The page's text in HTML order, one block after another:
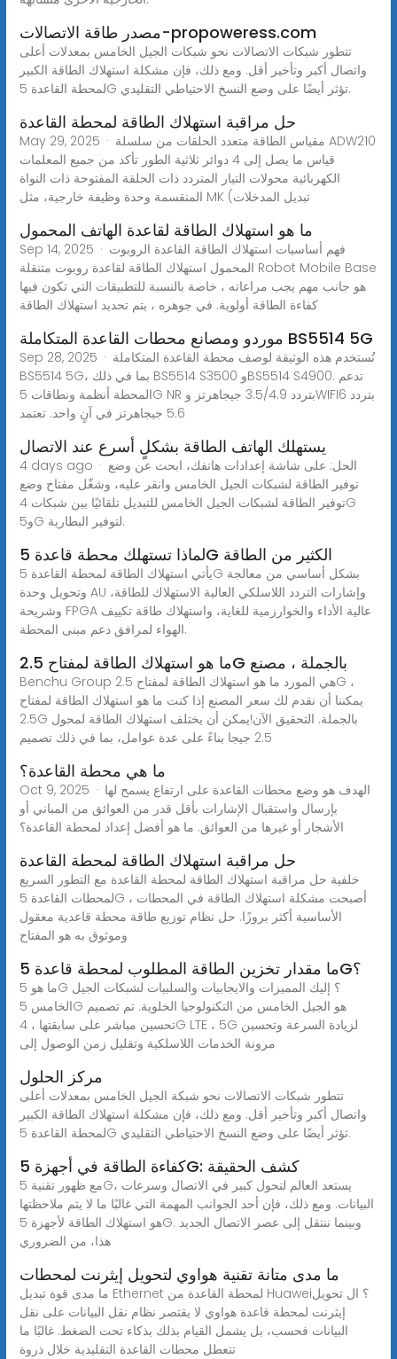
مصدر طاقة الاتصالات-propoweress.com
تتطور شبكات الاتصالات نحو شبكات الجيل الخامس بمعدلات أعلى
واتصال أكبر وتأخير أقل. ومع ذلك، فإن مشكلة استهلاك الطاقة الكبير
لمحطة القاعدة 5G تؤثر أيضًا على وضع النسخ الاحتياطي التقليدي.
حل مراقبة استهلاك الطاقة لمحطة القاعدة
May 29, 2025 · مقياس الطاقة متعدد الحلقات من سلسلة ADW210
قياس ما يصل إلى 4 دوائر ثلاثية الطور تأكد من جميع المعلمات
الكهربائية محولات التيار المتردد ذات الحلقة المفتوحة ذات النواة
المنقسمة وحدة وظيفة خارجية، مثل MK (تبديل المدخلات
ما هو استهلاك الطاقة لقاعدة الهاتف المحمول
Sep 14, 2025 · فهم أساسيات استهلاك الطاقة القاعدة الروبوت
المحمول استهلاك الطاقة لقاعدة روبوت متنقلة Robot Mobile Base
هو جانب مهم يجب مراعاته ، خاصة بالنسبة للتطبيقات التي تكون فيها
كفاءة الطاقة أولوية. في جوهره ، يتم تحديد استهلاك الطاقة
موردو ومصانع محطات القاعدة المتكاملة BS5514 5G
Sep 28, 2025 · تُستخدم هذه الوثيقة لوصف محطة القاعدة المتكاملة
BS5514 5G، بما في ذلك BS5514 S3500 وBS5514 S4900. تدعم
المحطة أنظمة ونطاقات 5G NR بتردد 3.5/4.9 جيجاهرتز وWIFI6 بتردد
5.6 جيجاهرتز في آنٍ واحد. تعتمد
يستهلك الهاتف الطاقة بشكلٍ أسرع عند الاتصال
4 days ago · الحل: على شاشة إعدادات هاتفك، ابحث عن وضع
توفير الطاقة لشبكات الجيل الخامس وانقر عليه، وشغّل مفتاح وضع
توفير الطاقة لشبكات الجيل الخامس للتبديل تلقائيًا بين شبكات 4G
و5G لتوفير البطارية.
لماذا تستهلك محطة قاعدة 5G الكثير من الطاقة
يأتي استهلاك الطاقة لمحطة القاعدة 5G بشكل أساسي من معالجة
وتحويل وحدة AU وإشارات التردد اللاسلكي العالية الاستهلاك للطاقة،
وشريحة FPGA عالية الأداء والخوارزمية للغاية، واستهلاك طاقة تكييف
الهواء لمرافق دعم مبنى المحطة.
ما هو استهلاك الطاقة لمفتاح 2.5G بالجملة ، مصنع
Benchu Group هي المورد ما هو استهلاك الطاقة لمفتاح 2.5G ،
يمكننا أن نقدم لك سعر المصنع إذا كنت ما هو استهلاك الطاقة لمفتاح
2.5G بالجملة. التحقيق الآن!يمكن أن يختلف استهلاك الطاقة لمحول
2.5 جيجا بناءً على عدة عوامل، بما في ذلك تصميم
ما هي محطة القاعدة؟
Oct 9, 2025 · الهدف هو وضع محطات القاعدة على ارتفاع يسمح لها
بإرسال واستقبال الإشارات بأقل قدر من العوائق من المباني أو
الأشجار أو غيرها من العوائق. ما هو أفضل إعداد لمحطة القاعدة؟
حل مراقبة استهلاك الطاقة لمحطة القاعدة
خلفية حل مراقبة استهلاك الطاقة لمحطة القاعدة مع التطور السريع
لمحطات القاعدة 5G ، أصبحت مشكلة استهلاك الطاقة في المحطات
الأساسية أكثر بروزًا. حل نظام توزيع طاقة محطة قاعدية معقول
وموثوق به هو المفتاح
ما مقدار تخزين الطاقة المطلوب لمحطة قاعدة 5G؟
ما هو 5G ؟ إليك المميزات والايجابيات والسلبيات لشبكات الجيل
الخامس 5G هو الجيل الخامس من التكنولوجيا الخلوية. تم تصميم
تحسين مباشر على سابقتها ، 4G LTE ، 5G لزيادة السرعة وتحسين
مرونة الخدمات اللاسلكية وتقليل زمن الوصول إلى
مركز الحلول
تتطور شبكات الاتصالات نحو شبكة الجيل الخامس بمعدلات أعلى
واتصال أكبر وتأخير أقل. ومع ذلك، فإن مشكلة استهلاك الطاقة الكبير
لمحطة القاعدة 5G تؤثر أيضًا على وضع النسخ الاحتياطي التقليدي.
كفاءة الطاقة في أجهزة 5G: كشف الحقيقة
مع ظهور تقنية 5G، يستعد العالم لتحول كبير في الاتصال وسرعات
البيانات. ومع ذلك، فإن أحد الجوانب المهمة التي غالبًا ما لا يتم ملاحظتها
هو استهلاك الطاقة لأجهزة 5G. وبينما ننتقل إلى عصر الاتصال الجديد
هذا، من الضروري
ما مدى متانة تقنية هواوي لتحويل إيثرنت لمحطات
ما مدى قوة تبديل Ethernet لمحطة القاعدة من Huawei؟ ال تحويل
إيثرنت لمحطة قاعدة هواوي لا يقتصر نظام نقل البيانات على نقل
البيانات فحسب، بل يشمل القيام بذلك بذكاء تحت الضغط. غالبًا ما
تتعطل محطات القاعدة التقليدية خلال ذروة